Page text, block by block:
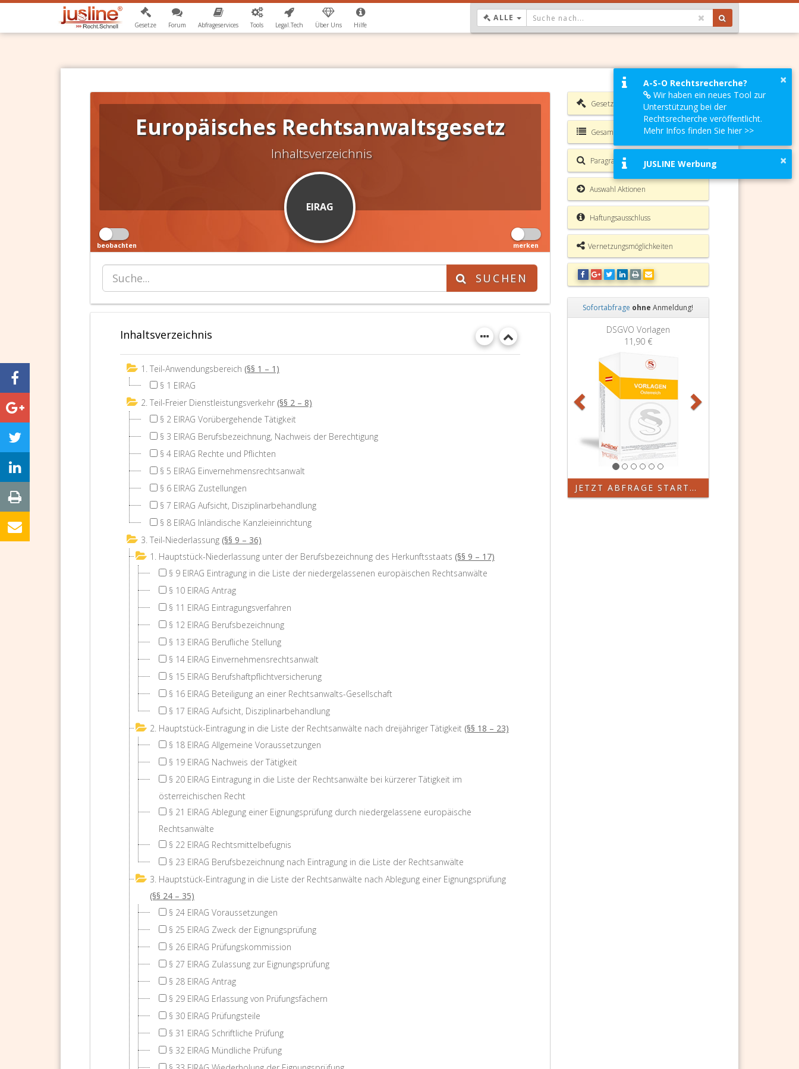
Gesetze Forum Abfrageservices Tools Legal.Tech Über Uns Hilfe
ALLE DROPDOWN: GEWÄHLTER WERT IST ALLE
Europäisches Rechtsanwaltsgesetz
Inhaltsverzeichnis
EIRAG
beobachten merken
SUCHEN
Inhaltsverzeichnis
1. Teil-Anwendungsbereich (§§ 1 – 1)
§ 1 EIRAG
2. Teil-Freier Dienstleistungsverkehr (§§ 2 – 8)
§ 2 EIRAG Vorübergehende Tätigkeit
§ 3 EIRAG Berufsbezeichnung, Nachweis der Berechtigung
§ 4 EIRAG Rechte und Pflichten
§ 5 EIRAG Einvernehmensrechtsanwalt
§ 6 EIRAG Zustellungen
§ 7 EIRAG Aufsicht, Disziplinarbehandlung
§ 8 EIRAG Inländische Kanzleieinrichtung
3. Teil-Niederlassung (§§ 9 – 36)
1. Hauptstück-Niederlassung unter der Berufsbezeichnung des Herkunftsstaats (§§ 9 – 17)
§ 9 EIRAG Eintragung in die Liste der niedergelassenen europäischen Rechtsanwälte
§ 10 EIRAG Antrag
§ 11 EIRAG Eintragungsverfahren
§ 12 EIRAG Berufsbezeichnung
§ 13 EIRAG Berufliche Stellung
§ 14 EIRAG Einvernehmensrechtsanwalt
§ 15 EIRAG Berufshaftpflichtversicherung
§ 16 EIRAG Beteiligung an einer Rechtsanwalts-Gesellschaft
§ 17 EIRAG Aufsicht, Disziplinarbehandlung
2. Hauptstück-Eintragung in die Liste der Rechtsanwälte nach dreijähriger Tätigkeit (§§ 18 – 23)
§ 18 EIRAG Allgemeine Voraussetzungen
§ 19 EIRAG Nachweis der Tätigkeit
§ 20 EIRAG Eintragung in die Liste der Rechtsanwälte bei kürzerer Tätigkeit im
österreichischen Recht
§ 21 EIRAG Ablegung einer Eignungsprüfung durch niedergelassene europäische
Rechtsanwälte
§ 22 EIRAG Rechtsmittelbefugnis
§ 23 EIRAG Berufsbezeichnung nach Eintragung in die Liste der Rechtsanwälte
3. Hauptstück-Eintragung in die Liste der Rechtsanwälte nach Ablegung einer Eignungsprüfung
(§§ 24 – 35)
§ 24 EIRAG Voraussetzungen
§ 25 EIRAG Zweck der Eignungsprüfung
§ 26 EIRAG Prüfungskommission
§ 27 EIRAG Zulassung zur Eignungsprüfung
§ 28 EIRAG Antrag
§ 29 EIRAG Erlassung von Prüfungsfächern
§ 30 EIRAG Prüfungsteile
§ 31 EIRAG Schriftliche Prüfung
§ 32 EIRAG Mündliche Prüfung
Gesetzesverzeichnis
Gesamte Rechtsvorschrift
Paragrafen Volltextsuche
Auswahl Aktionen
Haftungsausschluss
Vernetzungsmöglichkeiten
Sofortabfrage ohne Anmeldung!
DSGVO Vorlagen
11,90 €
Zurück
JETZT ABFRAGE STARTEN
×
A-S-O Rechtsrecherche?
Wir haben ein neues Tool zur
Unterstützung bei der
Rechtsrecherche veröffentlicht.
Mehr Infos finden Sie hier >>
×
JUSLINE Werbung